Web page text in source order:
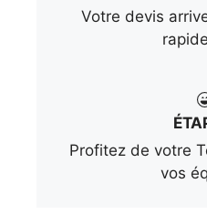
Votre devis
Profitez de votre
vos